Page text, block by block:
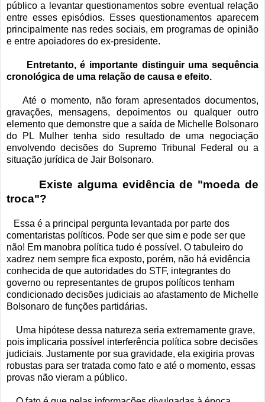
público a levantar questionamentos sobre eventual relação
entre esses episódios. Esses questionamentos aparecem
principalmente nas redes sociais, em programas de opinião
e entre apoiadores do ex-presidente.
Entretanto, é importante distinguir uma sequência
cronológica de uma relação de causa e efeito.
Até o momento, não foram apresentados documentos,
gravações, mensagens, depoimentos ou qualquer outro
elemento que demonstre que a saída de Michelle Bolsonaro
do PL Mulher tenha sido resultado de uma negociação
envolvendo decisões do Supremo Tribunal Federal ou a
situação jurídica de Jair Bolsonaro.
Existe alguma evidência de "moeda de
troca"?
Essa é a principal pergunta levantada por parte dos
comentaristas políticos. Pode ser que sim e pode ser que
não! Em manobra política tudo é possível. O tabuleiro do
xadrez nem sempre fica exposto, porém, não há evidência
conhecida de que autoridades do STF, integrantes do
governo ou representantes de grupos políticos tenham
condicionado decisões judiciais ao afastamento de Michelle
Bolsonaro de funções partidárias.
Uma hipótese dessa natureza seria extremamente grave,
pois implicaria possível interferência política sobre decisões
judiciais. Justamente por sua gravidade, ela exigiria provas
robustas para ser tratada como fato e até o momento, essas
provas não vieram a público.